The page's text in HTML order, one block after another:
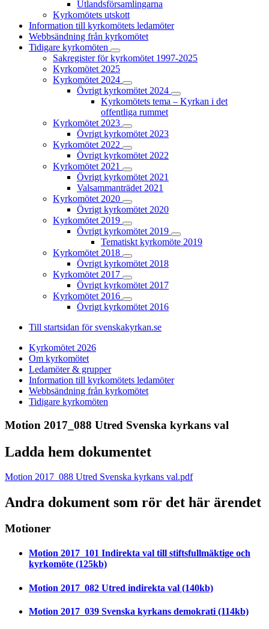
Utlandsförsamlingarna
Kyrkomötets utskott
Information till kyrkomötets ledamöter
Webbsändning från kyrkomötet
Tidigare kyrkomöten
Sakregister för kyrkomötet 1997-2025
Kyrkomötet 2025
Kyrkomötet 2024
Övrigt kyrkomötet 2024
Kyrkomötets tema – Kyrkan i det
offentliga rummet
Kyrkomötet 2023
Övrigt kyrkomötet 2023
Kyrkomötet 2022
Övrigt kyrkomötet 2022
Kyrkomötet 2021
Övrigt kyrkomötet 2021
Valsammanträdet 2021
Kyrkomötet 2020
Övrigt kyrkomötet 2020
Kyrkomötet 2019
Övrigt kyrkomötet 2019
Tematiskt kyrkomöte 2019
Kyrkomötet 2018
Övrigt kyrkomötet 2018
Kyrkomötet 2017
Övrigt kyrkomötet 2017
Kyrkomötet 2016
Övrigt kyrkomötet 2016
Till startsidan för svenskakyrkan.se
Kyrkomötet 2026
Om kyrkomötet
Ledamöter & grupper
Information till kyrkomötets ledamöter
Webbsändning från kyrkomötet
Tidigare kyrkomöten
Motion 2017_088 Utred Svenska kyrkans val
Ladda hem dokumentet
Motion 2017_088 Utred Svenska kyrkans val.pdf
Andra dokument som rör det här ärendet
Motioner
Motion 2017_101 Indirekta val till stiftsfullmäktige och
kyrkomöte (125kb)
Motion 2017_082 Utred indirekta val (140kb)
Motion 2017_039 Svenska kyrkans demokrati (114kb)